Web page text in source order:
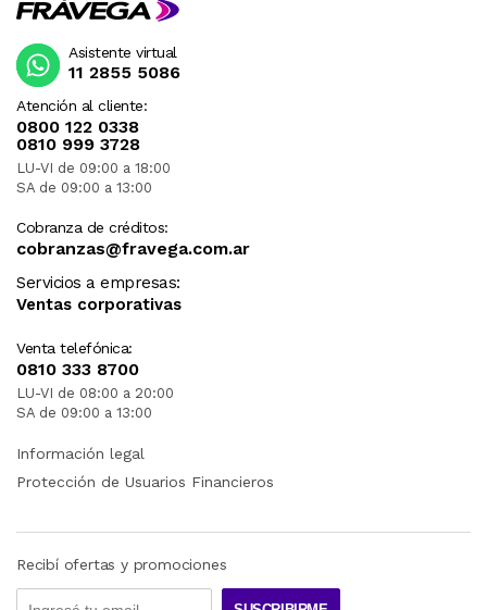
Atención al cliente:
0800 122 0338
0810 999 3728
LU-VI de 09:00 a 18:00
SA de 09:00 a 13:00
Cobranza de créditos:
cobranzas@fravega.com.ar
Servicios a empresas:
Ventas corporativas
Venta telefónica:
0810 333 8700
LU-VI de 08:00 a 20:00
SA de 09:00 a 13:00
Asistente virtual
11 2855 5086
Información legal
Protección de Usuarios Financieros
Recibí ofertas y promociones